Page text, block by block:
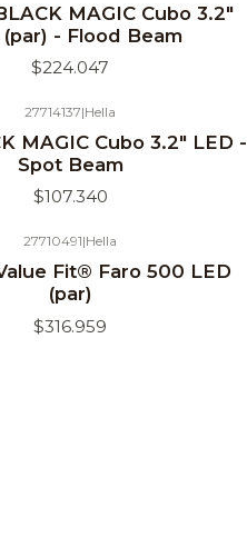
MAGIC Cubo 3.2"
(par) - Flood Beam
$224.047
27714137|Hella
MAGIC Cubo 3.2" LED -
Spot Beam
$107.340
27710491|Hella
Fit® Faro 500 LED
(par)
$316.959